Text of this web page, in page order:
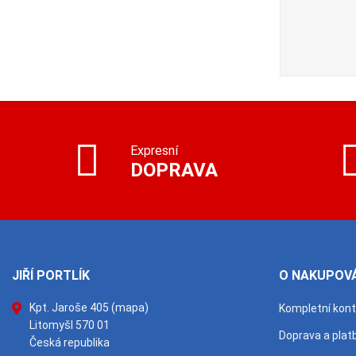
Expresní
DOPRAVA
JIŘÍ PORTLÍK
Kpt. Jaroše 405 (mapa)
Litomyšl 570 01
Česká republika
O
Kompletní
Doprava a